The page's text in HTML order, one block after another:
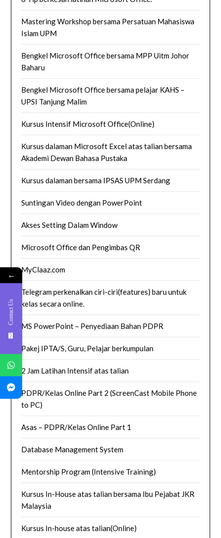
Mastering Workshop bersama Persatuan Mahasiswa
Islam UPM
Bengkel Microsoft Office bersama MPP Uitm Johor
Baharu
Bengkel Microsoft Office bersama pelajar KAHS –
UPSI Tanjung Malim
Kursus Intensif Microsoft Office(Online)
Kursus dalaman Microsoft Excel atas talian bersama
Akademi Dewan Bahasa Pustaka
Kursus dalaman bersama IPSAS UPM Serdang
Suntingan Video dengan PowerPoint
Akses Setting Dalam Window
Microsoft Office dan Pengimbas QR
MyClaaz.com
Telegram perkenalkan ciri-ciri(features) baru untuk
kelas secara online.
MS PowerPoint – Penyediaan Bahan PDPR
Pakej IPTA/S, Guru, Pelajar berkumpulan
2 Jam Latihan Intensif atas talian
PDPR/Kelas Online Part 2 (ScreenCast Mobile Phone
to PC)
Asas – PDPR/Kelas Online Part 1
Database Management System
Mentorship Program (Intensive Training)
Kursus In-House atas talian bersama Ibu Pejabat JKR
Malaysia
Kursus In-house atas talian(Online)
←
Contact Us